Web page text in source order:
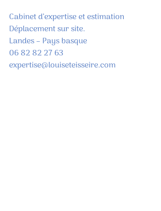
Cabinet d’expertise et estimation
Déplacement sur site.
Landes – Pays basque
06 82 82 27 63
expertise@louiseteisseire.com